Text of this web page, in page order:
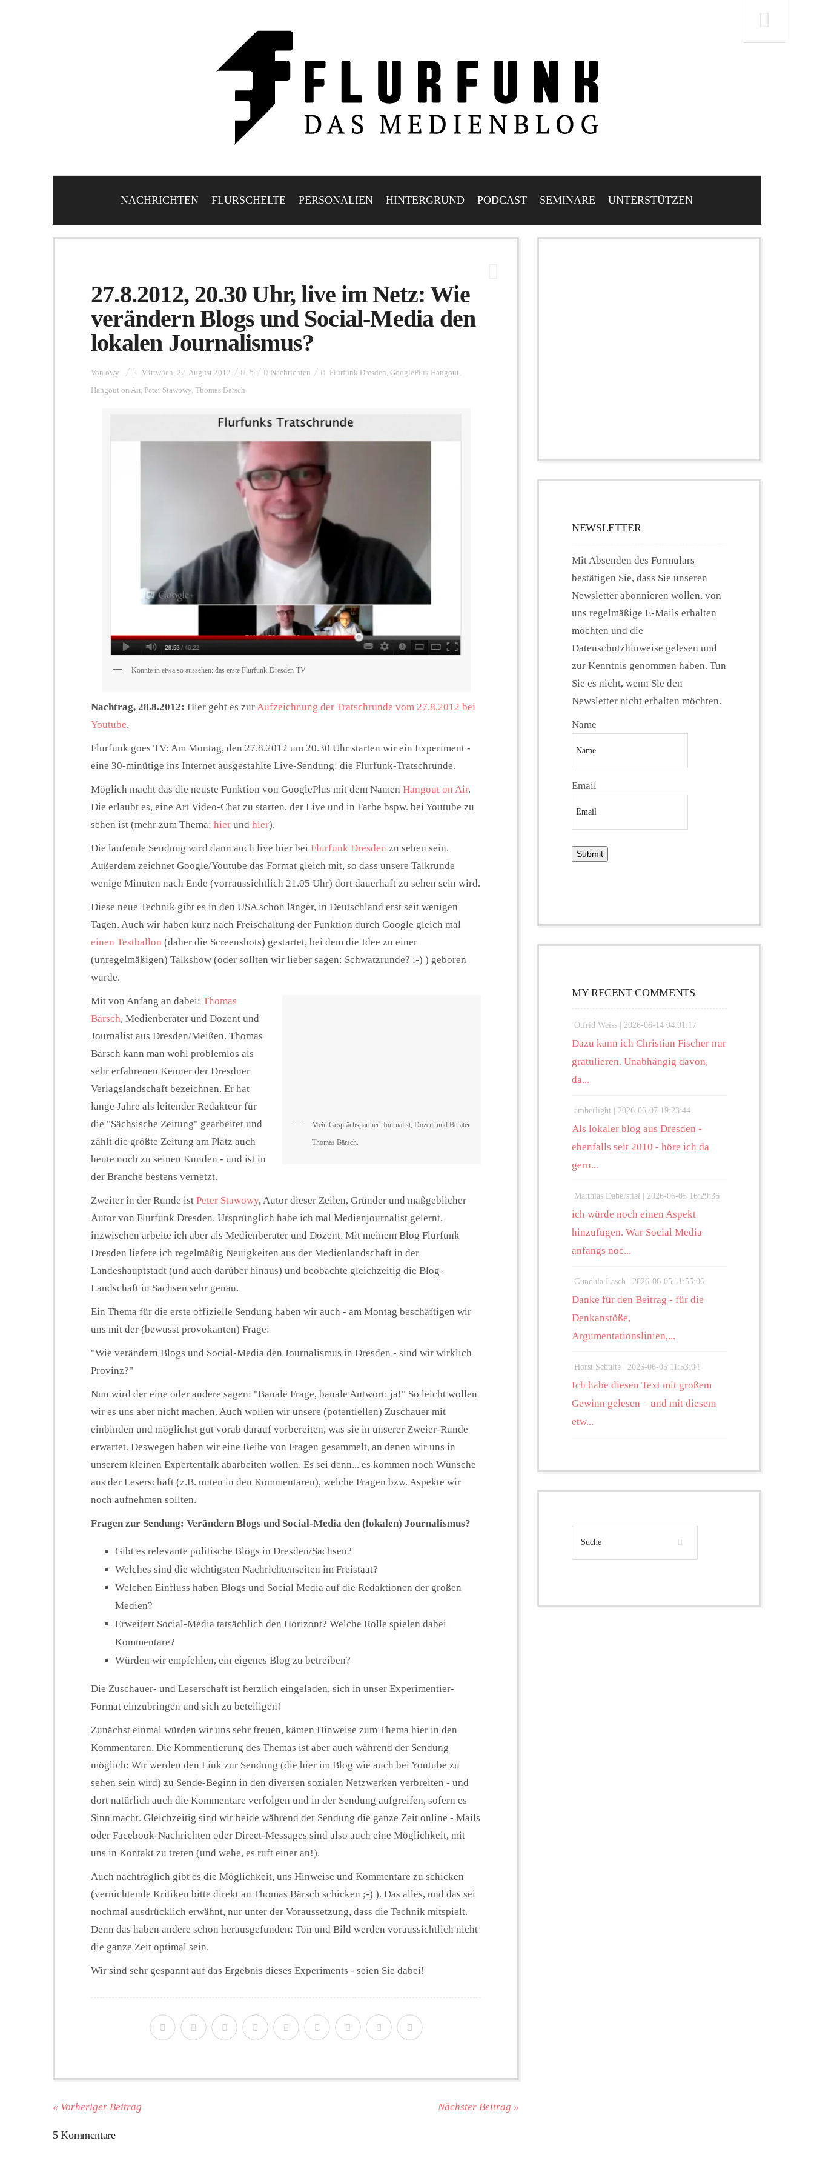
NACHRICHTEN FLURSCHELTE PERSONALIEN HINTERGRUND PODCAST SEMINARE UNTERSTÜTZEN
27.8.2012, 20.30 Uhr, live im Netz: Wie
verändern Blogs und Social-Media den
lokalen Journalismus?
Von owy Mittwoch, 22. August 2012 5 Nachrichten Flurfunk Dresden, GooglePlus-Hangout,
Hangout on Air, Peter Stawowy, Thomas Bärsch
Könnte in etwa so aussehen: das erste Flurfunk-Dresden-TV
Nachtrag, 28.8.2012: Hier geht es zurAufzeichnung der Tratschrunde vom 27.8.2012 bei
Youtube.
Flurfunk goes TV: Am Montag, den 27.8.2012 um 20.30 Uhr starten wir ein Experiment -
eine 30-minütige ins Internet ausgestahlte Live-Sendung: die Flurfunk-Tratschrunde.
Möglich macht das die neuste Funktion von GooglePlus mit dem Namen Hangout on Air.
Die erlaubt es, eine Art Video-Chat zu starten, der Live und in Farbe bspw. bei Youtube zu
sehen ist (mehr zum Thema: hier und hier).
Die laufende Sendung wird dann auch live hier bei Flurfunk Dresden zu sehen sein.
Außerdem zeichnet Google/Youtube das Format gleich mit, so dass unsere Talkrunde
wenige Minuten nach Ende (vorraussichtlich 21.05 Uhr) dort dauerhaft zu sehen sein wird.
Diese neue Technik gibt es in den USA schon länger, in Deutschland erst seit wenigen
Tagen. Auch wir haben kurz nach Freischaltung der Funktion durch Google gleich mal
einen Testballon (daher die Screenshots) gestartet, bei dem die Idee zu einer
(unregelmäßigen) Talkshow (oder sollten wir lieber sagen: Schwatzrunde? ;-) ) geboren
wurde.
Mein Gesprächspartner: Journalist, Dozent und Berater
Thomas Bärsch.
Mit von Anfang an dabei: Thomas
Bärsch, Medienberater und Dozent und
Journalist aus Dresden/Meißen. Thomas
Bärsch kann man wohl problemlos als
sehr erfahrenen Kenner der Dresdner
Verlagslandschaft bezeichnen. Er hat
lange Jahre als leitender Redakteur für
die "Sächsische Zeitung" gearbeitet und
zählt die größte Zeitung am Platz auch
heute noch zu seinen Kunden - und ist in
der Branche bestens vernetzt.
Zweiter in der Runde ist Peter Stawowy, Autor dieser Zeilen, Gründer und maßgeblicher
Autor von Flurfunk Dresden. Ursprünglich habe ich mal Medienjournalist gelernt,
inzwischen arbeite ich aber als Medienberater und Dozent. Mit meinem Blog Flurfunk
Dresden liefere ich regelmäßig Neuigkeiten aus der Medienlandschaft in der
Landeshauptstadt (und auch darüber hinaus) und beobachte gleichzeitig die Blog-
Landschaft in Sachsen sehr genau.
Ein Thema für die erste offizielle Sendung haben wir auch - am Montag beschäftigen wir
uns mit der (bewusst provokanten) Frage:
"Wie verändern Blogs und Social-Media den Journalismus in Dresden - sind wir wirklich
Provinz?"
Nun wird der eine oder andere sagen: "Banale Frage, banale Antwort: ja!" So leicht wollen
wir es uns aber nicht machen. Auch wollen wir unsere (potentiellen) Zuschauer mit
einbinden und möglichst gut vorab darauf vorbereiten, was sie in unserer Zweier-Runde
erwartet. Deswegen haben wir eine Reihe von Fragen gesammelt, an denen wir uns in
unserem kleinen Expertentalk abarbeiten wollen. Es sei denn... es kommen noch Wünsche
aus der Leserschaft (z.B. unten in den Kommentaren), welche Fragen bzw. Aspekte wir
noch aufnehmen sollten.
Fragen zur Sendung: Verändern Blogs und Social-Media den (lokalen) Journalismus?
Gibt es relevante politische Blogs in Dresden/Sachsen?
Welches sind die wichtigsten Nachrichtenseiten im Freistaat?
Welchen Einfluss haben Blogs und Social Media auf die Redaktionen der großen
Medien?
Erweitert Social-Media tatsächlich den Horizont? Welche Rolle spielen dabei
Kommentare?
Würden wir empfehlen, ein eigenes Blog zu betreiben?
Die Zuschauer- und Leserschaft ist herzlich eingeladen, sich in unser Experimentier-
Format einzubringen und sich zu beteiligen!
Zunächst einmal würden wir uns sehr freuen, kämen Hinweise zum Thema hier in den
Kommentaren. Die Kommentierung des Themas ist aber auch während der Sendung
möglich: Wir werden den Link zur Sendung (die hier im Blog wie auch bei Youtube zu
sehen sein wird) zu Sende-Beginn in den diversen sozialen Netzwerken verbreiten - und
dort natürlich auch die Kommentare verfolgen und in der Sendung aufgreifen, sofern es
Sinn macht. Gleichzeitig sind wir beide während der Sendung die ganze Zeit online - Mails
oder Facebook-Nachrichten oder Direct-Messages sind also auch eine Möglichkeit, mit
uns in Kontakt zu treten (und wehe, es ruft einer an!).
Auch nachträglich gibt es die Möglichkeit, uns Hinweise und Kommentare zu schicken
(vernichtende Kritiken bitte direkt an Thomas Bärsch schicken ;-) ). Das alles, und das sei
nochmal ausdrücklich erwähnt, nur unter der Voraussetzung, dass die Technik mitspielt.
Denn das haben andere schon herausgefunden: Ton und Bild werden voraussichtlich nicht
die ganze Zeit optimal sein.
Wir sind sehr gespannt auf das Ergebnis dieses Experiments - seien Sie dabei!
« Vorheriger Beitrag Nächster Beitrag »
5 Kommentare
NEWSLETTER
Mit Absenden des Formulars
bestätigen Sie, dass Sie unseren
Newsletter abonnieren wollen, von
uns regelmäßige E-Mails erhalten
möchten und die
Datenschutzhinweise gelesen und
zur Kenntnis genommen haben. Tun
Sie es nicht, wenn Sie den
Newsletter nicht erhalten möchten.
Name
Email
MY RECENT COMMENTS
Otfrid Weiss | 2026-06-14 04:01:17
Dazu kann ich Christian Fischer nur
gratulieren. Unabhängig davon,
da...
amberlight | 2026-06-07 19:23:44
Als lokaler blog aus Dresden -
ebenfalls seit 2010 - höre ich da
gern...
Matthias Daberstiel | 2026-06-05 16:29:36
ich würde noch einen Aspekt
hinzufügen. War Social Media
anfangs noc...
Gundula Lasch | 2026-06-05 11:55:06
Danke für den Beitrag - für die
Denkanstöße,
Argumentationslinien,...
Horst Schulte | 2026-06-05 11:53:04
Ich habe diesen Text mit großem
Gewinn gelesen – und mit diesem
etw...